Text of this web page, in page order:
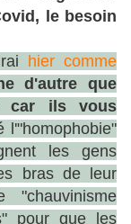
le besoin
hier comme
d'autre que
car ils vous
l'"homophobie"
les gens
bras de leur
pour que les